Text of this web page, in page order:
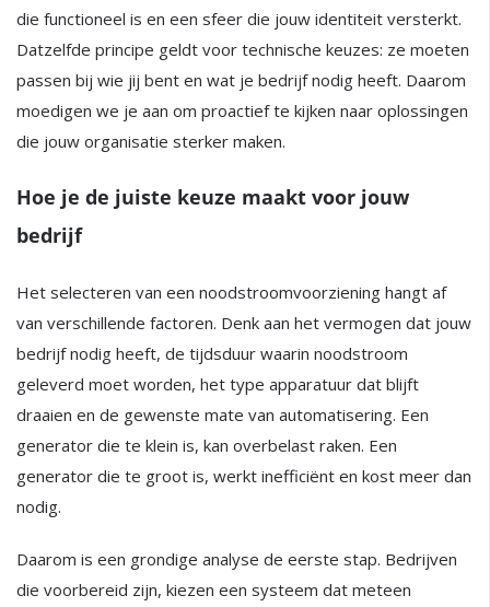
die functioneel is en een sfeer die jouw identiteit versterkt.
Datzelfde principe geldt voor technische keuzes: ze moeten
passen bij wie jij bent en wat je bedrijf nodig heeft. Daarom
moedigen we je aan om proactief te kijken naar oplossingen
die jouw organisatie sterker maken.
Hoe je de juiste keuze maakt voor jouw
bedrijf
Het selecteren van een noodstroomvoorziening hangt af
van verschillende factoren. Denk aan het vermogen dat jouw
bedrijf nodig heeft, de tijdsduur waarin noodstroom
geleverd moet worden, het type apparatuur dat blijft
draaien en de gewenste mate van automatisering. Een
generator die te klein is, kan overbelast raken. Een
generator die te groot is, werkt inefficiënt en kost meer dan
nodig.
Daarom is een grondige analyse de eerste stap. Bedrijven
die voorbereid zijn, kiezen een systeem dat meteen